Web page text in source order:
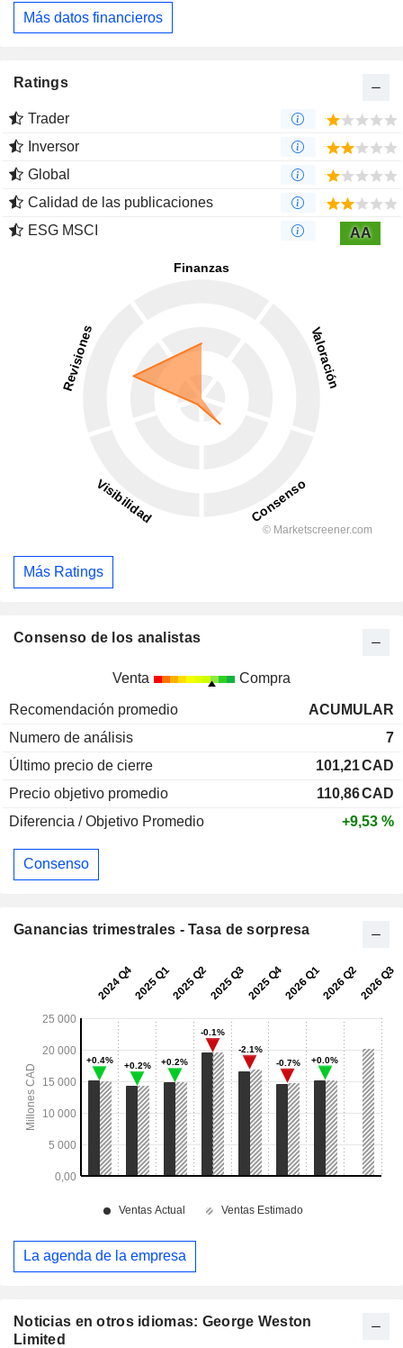
Noticias en otros idiomas: George Weston
Limited
Más datos financieros
Ratings
Trader
Inversor
Global
Calidad de las publicaciones
ESG MSCI
AA
Más Ratings
Consenso de los analistas
Venta Compra
Recomendación promedio
ACUMULAR
Numero de análisis
7
Último precio de cierre
101,21CAD
Precio objetivo promedio
110,86CAD
Diferencia / Objetivo Promedio
+9,53 %
Consenso
Ganancias trimestrales - Tasa de sorpresa
La agenda de la empresa